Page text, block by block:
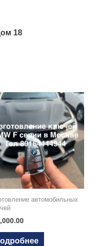
18
автомобильных